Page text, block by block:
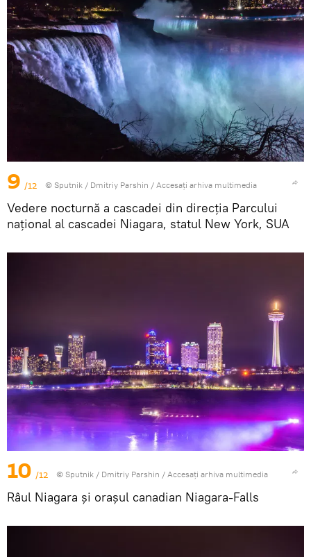
9 /12 © Sputnik / Dmitriy Parshin / Accesați arhiva multimedia
Vedere nocturnă a cascadei din direcția Parcului
național al cascadei Niagara, statul New York, SUA
10 /12 © Sputnik / Dmitriy Parshin / Accesați arhiva multimedia
Râul Niagara și orașul canadian Niagara-Falls